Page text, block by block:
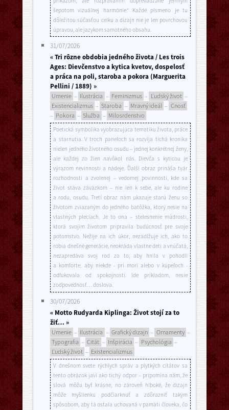
šepotom vizuálnej harmónie.“ Každé písmeno je tu
dôležitou súčasťou celku a dizajn nie je len povrchovou
úpravou, ale jazykom samotného obsahu.
31/07/2026
« Tri rôzne obdobia jedného života / Les trois
Ages: Dievčenstvo a kytica kvetov, dospelosť
a práca na poli, staroba a pokora (Marguerita
Pellini / 1889) »
Umenie – Ilustrácia – Feminizmus – Ľudský život –
Existencializmus – Staroba – Mravný ideál – Cnosť
– Pokora – Služba – Milosrdenstvo
Poetická symbolika vyobrazujúca tematiku života, práce
a starnutia. V troch paneloch sa rozvíja tichá kronika
nielen jedného životného osudu – jednej konkrétnej ženy,
ale každej zo žien navôkol nás. Dievča s kyticou je
výrazom nevinnosti a nádeje. Ďalší obraz prináša tvár
rozhodnosti a zvolenej – vedomej povinnosti, kde sa
život stáva záväzkom – nie len k sebe, ale ku rodine
a rodu, osudu. Tretí obraz nám ukazuje starú ženu so
životom zviazaným do jedného batôžka, ktorý nesie na
vlastných pleciach. Je to ona – stelesnenie múdrosti,
ktorá svojim životom pripravila budúcnosť pre svoje
potomstvo. Nežije na ich úkor, nezadlžuje ich, ako to
robia dnešné generácie, neokráda vlastne deti a vnúčatá,
nezapredáva svoj rod za to, aby hnila v pohodlí
a komforte, aby niekde - pri mori alebo v kúpeľoch -
odfukovala od spokojnosti. Ide príkladom, nesie
zodpovednosť… doslova.
30/07/2026
« Motto Rudyarda Kiplinga: Život stojí za to
žiť… »
Umenie – Ilustrácia – Grafický dizajn – Ornamenty –
Typografia – Citát – Inšpirácia – Psychológia –
Ľudský život – Existencializmus
V dnešnom svete rýchlych správ a plytkých citátov sa
tento obrázok javí ako tichý odpor – pripomína nám, že
slová môžu byť krásne, no zároveň hlboké, že dizajn
môže myšlienku podčiarknuť a zdôrazniť takým
spôsobom, aby tá ostala uchovaná v pamäti človeka, čo